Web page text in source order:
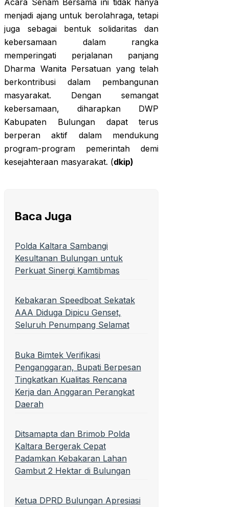
Acara Senam Bersama ini tidak hanya
menjadi ajang untuk berolahraga, tetapi
juga sebagai bentuk solidaritas dan
kebersamaan dalam rangka
memperingati perjalanan panjang
Dharma Wanita Persatuan yang telah
berkontribusi dalam pembangunan
masyarakat. Dengan semangat
kebersamaan, diharapkan DWP
Kabupaten Bulungan dapat terus
berperan aktif dalam mendukung
program-program pemerintah demi
kesejahteraan masyarakat. (dkip)
Baca Juga
Polda Kaltara Sambangi
Kesultanan Bulungan untuk
Perkuat Sinergi Kamtibmas
Kebakaran Speedboat Sekatak
AAA Diduga Dipicu Genset,
Seluruh Penumpang Selamat
Buka Bimtek Verifikasi
Penganggaran, Bupati Berpesan
Tingkatkan Kualitas Rencana
Kerja dan Anggaran Perangkat
Daerah
Ditsamapta dan Brimob Polda
Kaltara Bergerak Cepat
Padamkan Kebakaran Lahan
Gambut 2 Hektar di Bulungan
Ketua DPRD Bulungan Apresiasi